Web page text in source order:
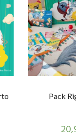
Pack